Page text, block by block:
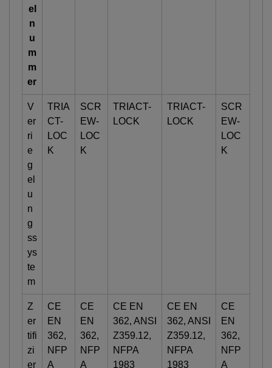
el
n
u
m
m
er
V
er
ri
e
g
el
u
n
g
ss
ys
te
m
TRIA
CT-
LOC
K
SCR
EW-
LOC
K
TRIACT-
LOCK
TRIACT-
LOCK
SCR
EW-
LOC
K
Z
er
tifi
zi
er
CE
EN
362,
NFP
A
CE
EN
362,
NFP
A
CE EN
362, ANSI
Z359.12,
NFPA
1983
CE EN
362, ANSI
Z359.12,
NFPA
1983
CE
EN
362,
NFP
A